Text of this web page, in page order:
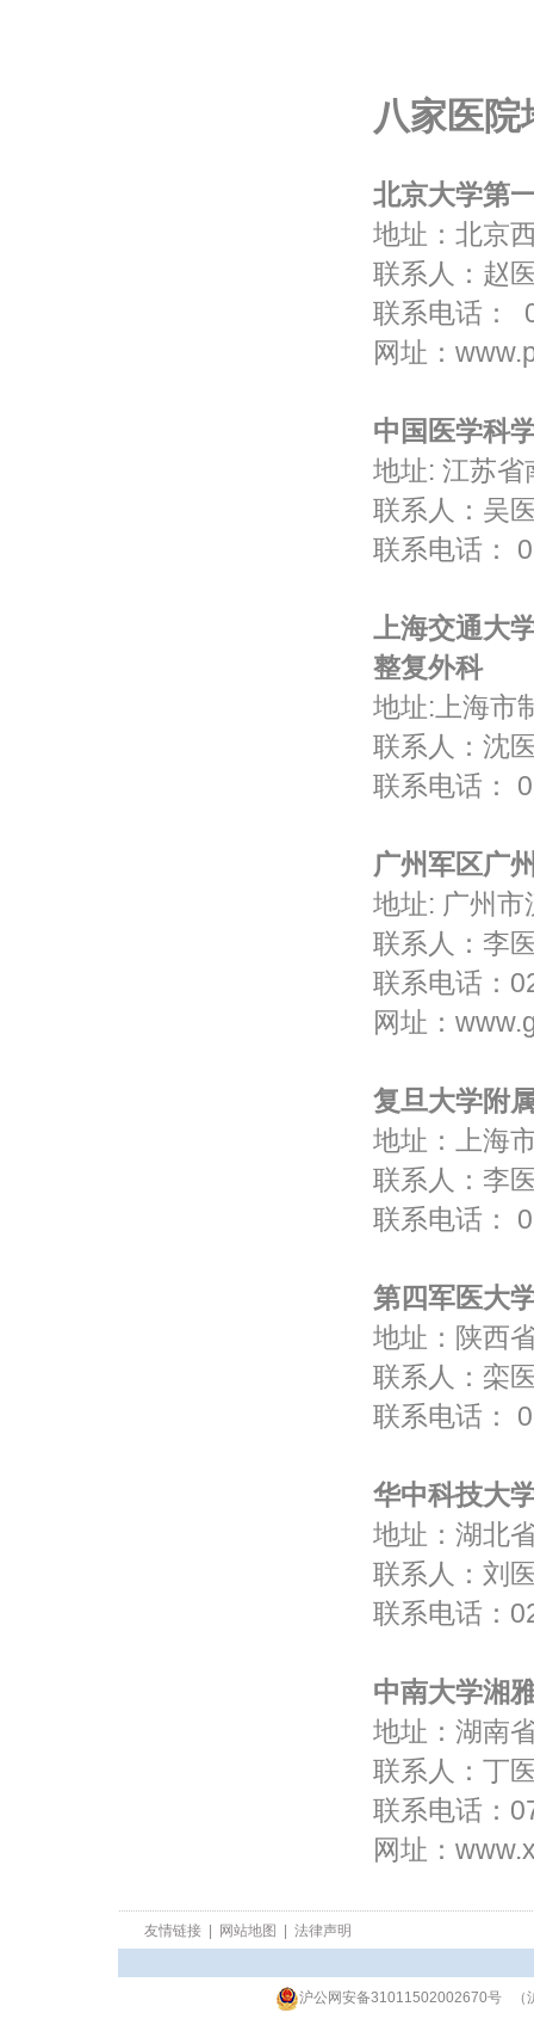
八家医
北京大学第
地址：北京
联系人：赵
联系电话：
网址：
中国医学科
地址: 江苏
联系人：
联系电话：
上海交通大
整复外科
地址:上海
联系人：沈
联系电话：
广州军区广
地址: 广州
联系人：李
联系电话：
网址：
复旦大学附
地址：上
联系人：
联系电话：
第四军医大
地址：陕
联系人
联系电话：
华中科技大
地址：湖北
联系人：刘
联系电话：
中南大学湘
地址：湖
联系人：丁
联系电话：
网址：
友情链接 网站地图 法律声明
沪公网安备31011502002670号（